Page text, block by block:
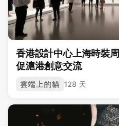
香港設計中心上海時裝
促滬港創意交流
雲端上的貓 128 天